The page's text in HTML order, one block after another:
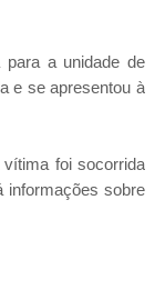
para a unidade de
e se apresentou à
foi socorrida
informações sobre